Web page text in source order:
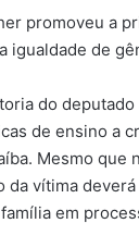
promoveu a
igualdade de
do
de ensino a
Mesmo
vítima
em